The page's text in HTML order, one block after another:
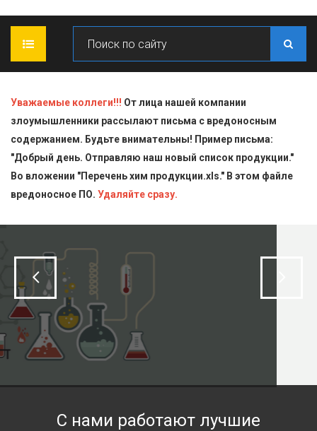
О КОМПАНИИ
ПРОДУКЦИЯ
Блескообразующие добавки
Кислоты
Пищевая химия для производств
Стандарт-титры
СТАТЬИ
СЕРТИФИКАТЫ
КОНТАКТЫ
Уважаемые коллеги!!! От лица нашей компании
злоумышленники рассылают письма с вредоносным
содержанием. Будьте внимательны! Пример письма:
"Добрый день. Отправляю наш новый список продукции."
Во вложении "Перечень хим продукции.xls." В этом файле
вредоносное ПО. Удаляйте сразу.
С нами работают лучшие